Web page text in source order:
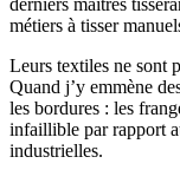
derniers maîtres
métiers à tisser
Leurs textiles ne sont
Quand j’y emmène
les bordures : les
infaillible par rapport
industrielles.